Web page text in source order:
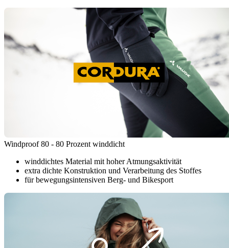
Windproof 80 - 80 Prozent winddicht
winddichtes Material mit hoher Atmungsaktivität
extra dichte Konstruktion und Verarbeitung des Stoffes
für bewegungsintensiven Berg- und Bikesport